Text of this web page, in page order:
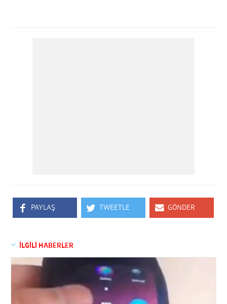
PAYLAŞ TWEETLE GÖNDER
İLGİLİ HABERLER